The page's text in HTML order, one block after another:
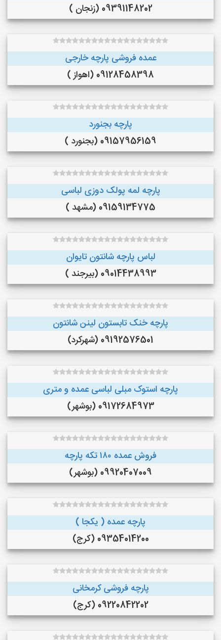
09391148202 (زنجان )
عمده فروشی پارچه خارجی
09128458398 (اهواز )
پارچه بجنورد
09157956159 (بجنورد )
پارچه لمه پولک دوزی لباسی
09159134775 (مشهد )
لباس پارچه شانتون تایوان
09014438993 (بیرجند )
پارچه خنک تابستون لینن شانتون
09192576501 (شهرکرد)
پارچه استوک مبلی لباسی عمده و متری
09172684973 (بوشهر)
فروش عمده ۱۸۰ تکه پارچه
09920407009 (بوشهر)
پارچه عمده ( یکجا )
09354014200 (کرج)
پارچه فروشی کرمخانی
09220842202 (کرج)